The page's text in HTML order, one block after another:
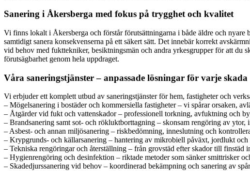
Sanering i Åkersberga med fokus på trygghet och kvalitet
Vi finns lokalt i Åkersberga och förstår förutsättningarna i både äldre och nyare
samtidigt sanera konsekvenserna på ett säkert sätt. Det innebär korrekt
vid behov med fukttekniker, besiktningsmän och andra yrkesgrupper för att du
förutsägbarhet genom hela uppdraget.
Våra saneringstjänster – anpassade lösningar för varje skada
Vi erbjuder ett komplett utbud av saneringstjänster för hem, fastigheter och
– Mögelsanering i bostäder och kommersiella fastigheter – vi spårar orsaken,
– Åtgärder vid fukt och vattenskador – professionell torkning, avfuktning och
– Brandsanering samt sot- och rökluktborttagning – skonsam rengöring av
– Asbest- och annan miljösanering – riskbedömning, inneslutning och
– Krypgrunds- och källarsanering – hantering av mikrobiell påväxt, jordlukt
– Tekniska rengöringar och återställning – från grovstäd efter skador till finstäd
– Hygienrengöring och desinfektion – riktade metoder som sänker smittrisker
– Skadedjurssanering vid behov – koordinerad bekämpning och sanering av